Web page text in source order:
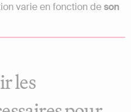
varie en fonction deson
les